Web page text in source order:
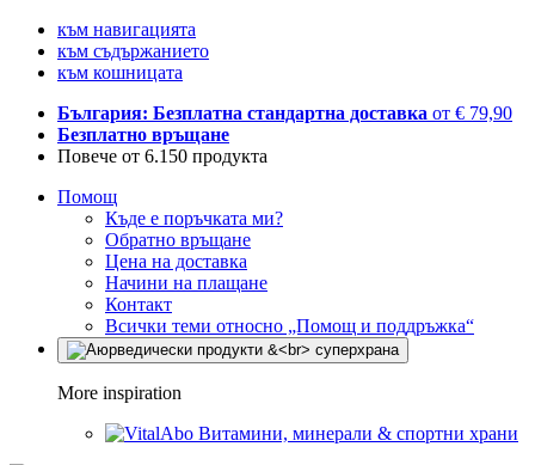
към навигацията
към съдържанието
към кошницата
България: Безплатна стандартна доставка от € 79,90
Безплатно връщане
Повече от 6.150 продукта
Помощ
Къде е поръчката ми?
Обратно връщане
Цена на доставка
Начини на плащане
Контакт
Всички теми относно „Помощ и поддръжка“
More inspiration
Витамини, минерали & спортни храни